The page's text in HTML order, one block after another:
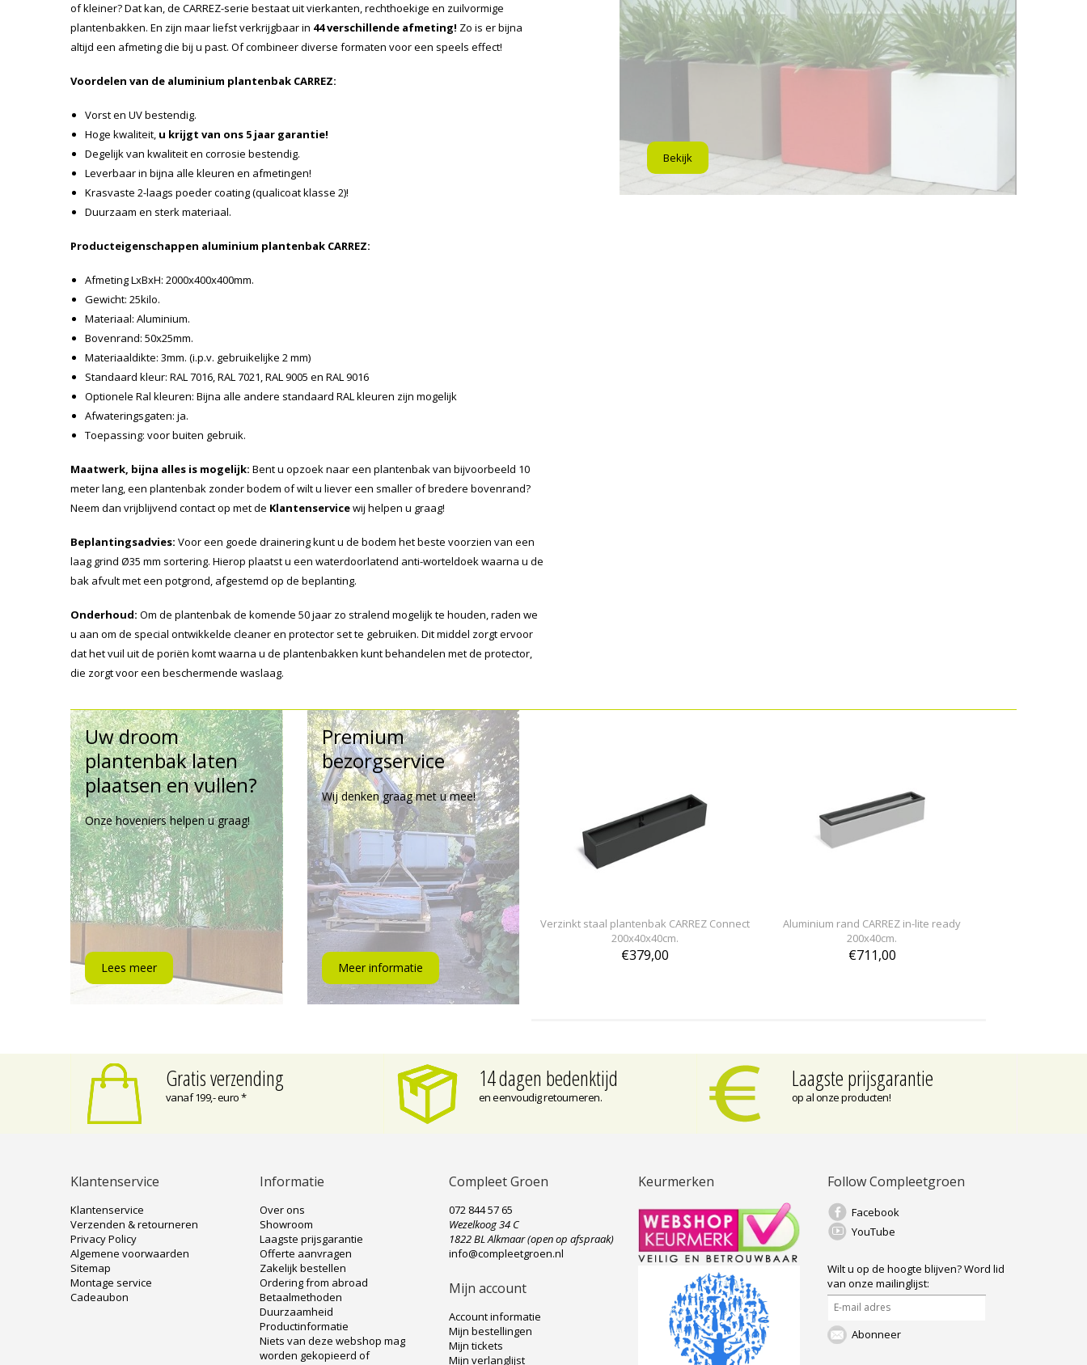
of kleiner? Dat kan, de CARREZ-serie bestaat uit vierkanten, rechthoekige en zuilvormige
plantenbakken. En zijn maar liefst verkrijgbaar in 44 verschillende afmeting! Zo is er bijna
altijd een afmeting die bij u past. Of combineer diverse formaten voor een speels effect!
Voordelen van de aluminium plantenbak CARREZ:
Vorst en UV bestendig.
Hoge kwaliteit, u krijgt van ons 5 jaar garantie!
Degelijk van kwaliteit en corrosie bestendig.
Leverbaar in bijna alle kleuren en afmetingen!
Krasvaste 2-laags poeder coating (qualicoat klasse 2)!
Duurzaam en sterk materiaal.
Producteigenschappen aluminium plantenbak CARREZ:
Afmeting LxBxH: 2000x400x400mm.
Gewicht: 25kilo.
Materiaal: Aluminium.
Bovenrand: 50x25mm.
Materiaaldikte: 3mm. (i.p.v. gebruikelijke 2 mm)
Standaard kleur: RAL 7016, RAL 7021, RAL 9005 en RAL 9016
Optionele Ral kleuren: Bijna alle andere standaard RAL kleuren zijn mogelijk
Afwateringsgaten: ja.
Toepassing: voor buiten gebruik.
Maatwerk, bijna alles is mogelijk: Bent u opzoek naar een plantenbak van bijvoorbeeld 10
meter lang, een plantenbak zonder bodem of wilt u liever een smaller of bredere bovenrand?
Neem dan vrijblijvend contact op met de Klantenservicewij helpen u graag!
Beplantingsadvies: Voor een goede drainering kunt u de bodem het beste voorzien van een
laag grind Ø35 mm sortering. Hierop plaatst u een waterdoorlatend anti-worteldoek waarna u de
bak afvult met een potgrond, afgestemd op de beplanting.
Onderhoud: Om de plantenbak de komende 50 jaar zo stralend mogelijk te houden, raden we
u aan om de special ontwikkelde cleaner en protector set te gebruiken. Dit middel zorgt ervoor
dat het vuil uit de poriën komt waarna u de plantenbakken kunt behandelen met de protector,
die zorgt voor een beschermende waslaag.
Bekijk
Uw droom
plantenbak laten
plaatsen en vullen?
Onze hoveniers helpen u graag!
Lees meer
Premium
bezorgservice
Wij denken graag met u mee!
Meer informatie
Verzinkt staal plantenbak CARREZ Connect
200x40x40cm.
€379,00
Aluminium rand CARREZ in-lite ready
200x40cm.
€711,00
Gratis verzending
vanaf 199,- euro *
14 dagen bedenktijd
en eenvoudig retourneren.
Laagste prijsgarantie
op al onze producten!
Klantenservice
Klantenservice
Verzenden & retourneren
Privacy Policy
Algemene voorwaarden
Sitemap
Montage service
Cadeaubon
Informatie
Over ons
Showroom
Laagste prijsgarantie
Offerte aanvragen
Zakelijk bestellen
Ordering from abroad
Betaalmethoden
Duurzaamheid
Productinformatie
Niets van deze webshop mag
worden gekopieerd of
Compleet Groen
072 844 57 65
Wezelkoog 34 C
1822 BL Alkmaar (open op afspraak)
info@compleetgroen.nl
Mijn account
Account informatie
Mijn bestellingen
Mijn tickets
Mijn verlanglijst
Keurmerken Follow Compleetgroen
Facebook
YouTube
Wilt u op de hoogte blijven?Word lid
van onze mailinglijst:
Abonneer